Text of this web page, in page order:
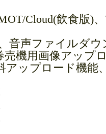
Cloud(飲食版)
音声ファイルダ
売機用画像アップ
アップロード機